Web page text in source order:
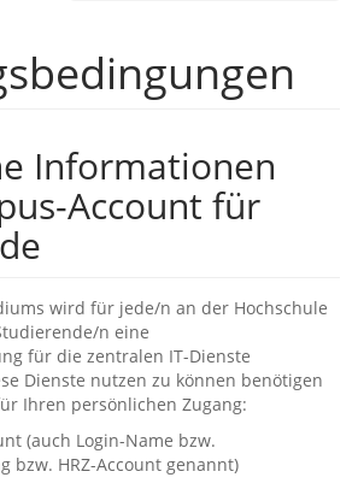
Informationen
Account für
wird für jede/n an der Hochschule
n eine
für die zentralen IT-Dienste
Dienste nutzen zu können benötigen
Ihren persönlichen Zugang:
(auch Login-Name bzw.
bzw. HRZ-Account genannt)